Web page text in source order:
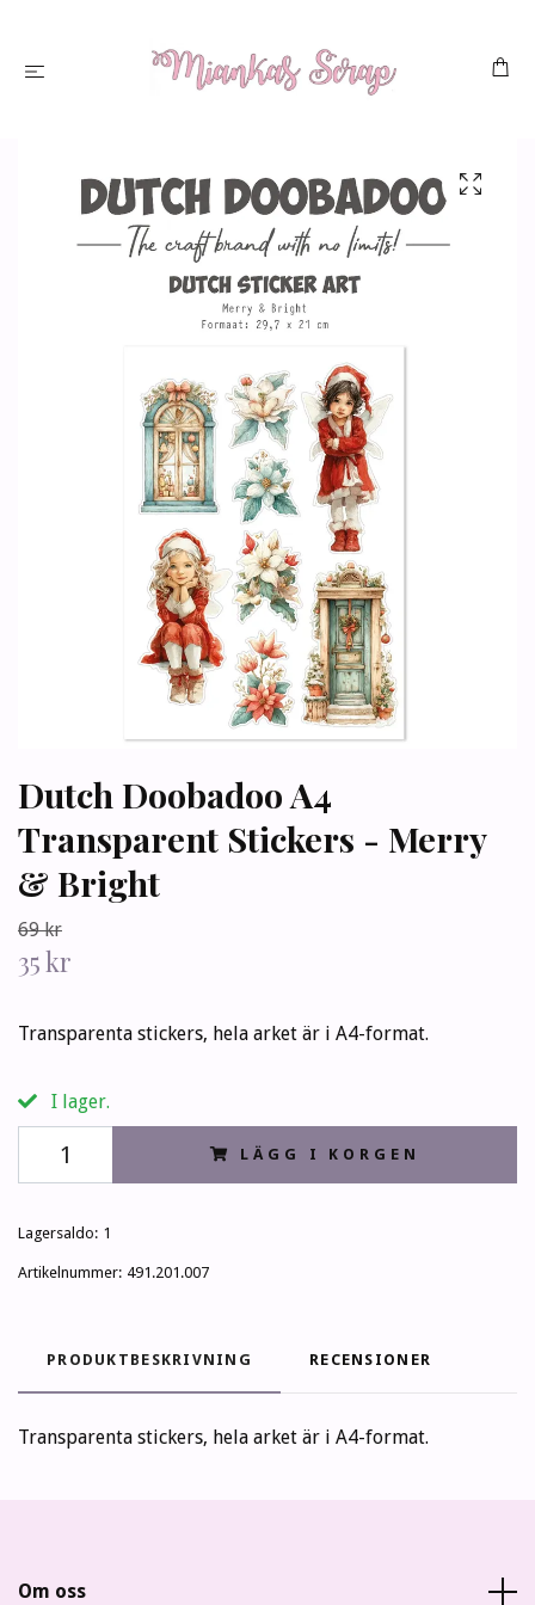
Dutch Doobadoo A4
Transparent Stickers - Merry
& Bright
69 kr
35 kr
Transparenta stickers, hela arket är i A4-format.
I lager.
LÄGG I KORGEN
Lagersaldo: 1
Artikelnummer: 491.201.007
PRODUKTBESKRIVNING RECENSIONER
Transparenta stickers, hela arket är i A4-format.
Om oss